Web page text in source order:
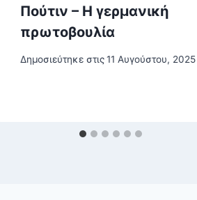
Πούτιν – Η γερμανική
πρωτοβουλία
Δημοσιεύτηκε στις 11 Αυγούστου, 2025